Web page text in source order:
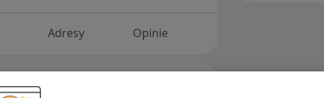
Adresy Opinie